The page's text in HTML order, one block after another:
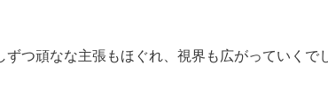
つ頑なな主張もほぐれ、視界も広がっていくで